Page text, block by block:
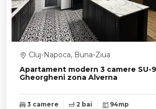
Apartament modern 3 camere SU-
Gheorgheni zona Alverna
Cluj-Napoca, Buna-Ziua
3 camere 2 bai 94mp